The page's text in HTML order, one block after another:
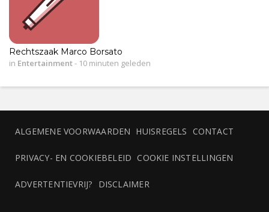
Rechtszaak Marco Borsato
in Entertainment- 10 minuten geleden
ALGEMENE VOORWAARDEN HUISREGELS CONTACT
PRIVACY- EN COOKIEBELEID COOKIE INSTELLINGEN
ADVERTENTIEVRIJ? DISCLAIMER